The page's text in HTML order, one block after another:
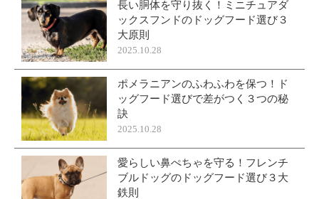
長い胴体を守り抜く！ミニチュアダ
ックスフンドのドッグフード選び３
大原則
2025.10.28
ポメラニアンのふわふわを保つ！ド
ッグフード選びで差がつく３つの秘
訣
2025.10.28
愛らしい鼻ぺちゃを守る！フレンチ
ブルドッグのドッグフード選び３大
鉄則